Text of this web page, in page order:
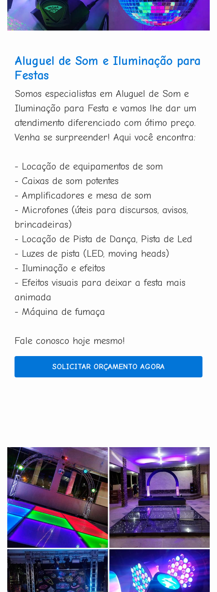
Aluguel de Som e Iluminação para
Festas
Somos especialistas em Aluguel de Som e
Iluminação para Festa e vamos lhe dar um
atendimento diferenciado com ótimo preço.
Venha se surpreender! Aqui você encontra:
- Locação de equipamentos de som
- Caixas de som potentes
- Amplificadores e mesa de som
- Microfones (úteis para discursos, avisos,
brincadeiras)
- Locação de Pista de Dança, Pista de Led
- Luzes de pista (LED, moving heads)
- Iluminação e efeitos
- Efeitos visuais para deixar a festa mais
animada
- Máquina de fumaça
Fale conosco hoje mesmo!
SOLICITAR ORÇAMENTO AGORA